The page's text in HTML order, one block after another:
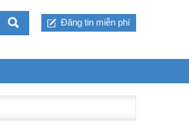
Đăng tin miễn phí